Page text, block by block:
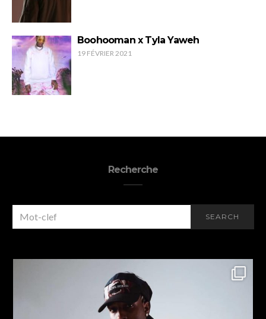
Boohooman x Tyla Yaweh
19 FÉVRIER 2021
Recherche
FOR:
SEARCH